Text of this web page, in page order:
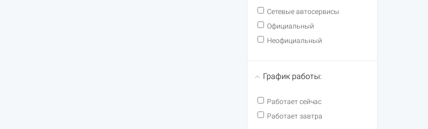
Сетевые автосервисы
Официальный
Неофициальный
График работы:
Работает сейчас
Работает завтра